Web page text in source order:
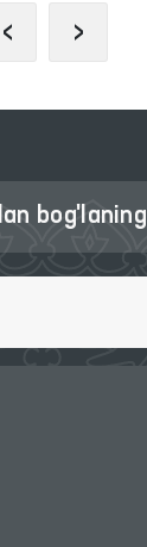
‹ ›
bog'laning